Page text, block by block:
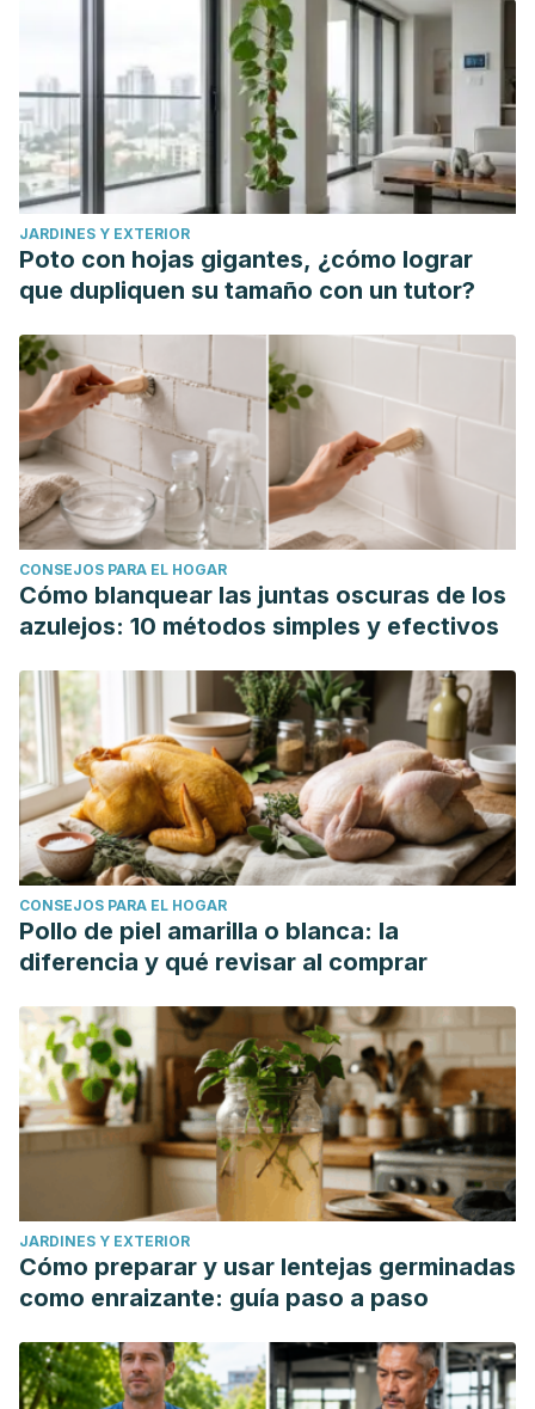
JARDINES Y EXTERIOR
Poto con hojas gigantes, ¿cómo lograr
que dupliquen su tamaño con un tutor?
CONSEJOS PARA EL HOGAR
Cómo blanquear las juntas oscuras de los
azulejos: 10 métodos simples y efectivos
CONSEJOS PARA EL HOGAR
Pollo de piel amarilla o blanca: la
diferencia y qué revisar al comprar
JARDINES Y EXTERIOR
Cómo preparar y usar lentejas germinadas
como enraizante: guía paso a paso